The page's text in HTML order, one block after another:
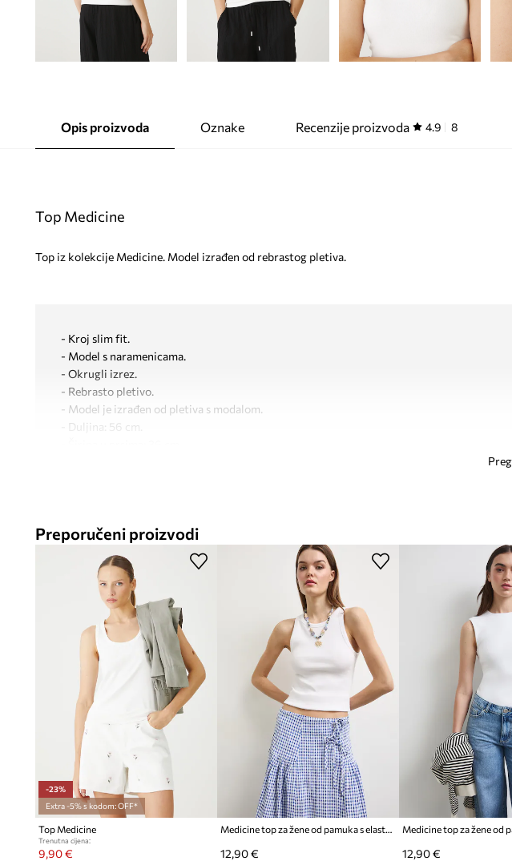
Opis proizvoda Oznake Recenzije proizvoda 4.9 8
Top Medicine
Top iz kolekcije Medicine. Model izrađen od rebrastog pletiva.
- Kroj slim fit.
- Model s naramenicama.
- Okrugli izrez.
- Rebrasto pletivo.
- Model je izrađen od pletiva s modalom.
- Duljina: 56 cm.
Preporučeni proizvodi
-23%
Extra -5% s kodom: OFF*
Top Medicine
Trenutna cijena:
9,90 € 12,90 € 12,90 €